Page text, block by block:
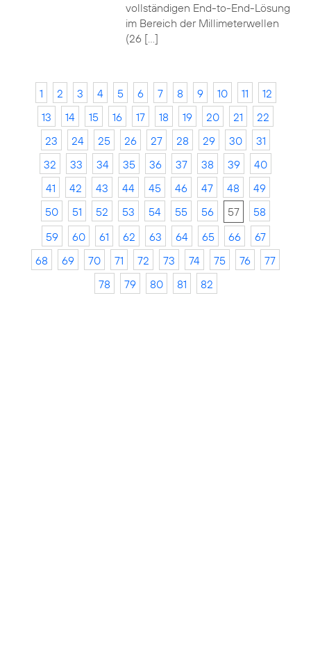
vollständigen End-to-End-Lösung
im Bereich der Millimeterwellen
(26 […]
1 2 3 4 5 6 7 8 9 10 11
12
13
14 15 16 17 18 19 20 21
22
23
24 25 26 27 28 29 30
31
32
33 34 35 36 37 38 39
40
41
42 43 44 45 46 47 48
49
50
51 52 53 54 55 56 57
58
59
60 61 62 63 64 65 66
67
68
69 70 71 72 73 74 75 76
77
78
79 80 81 82